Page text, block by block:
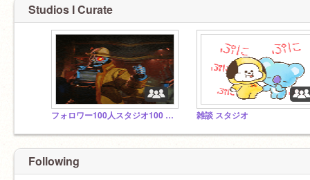
Studios I Curate
フォロワー100人スタジオ100 followers studio 雑談 スタジオ
Following